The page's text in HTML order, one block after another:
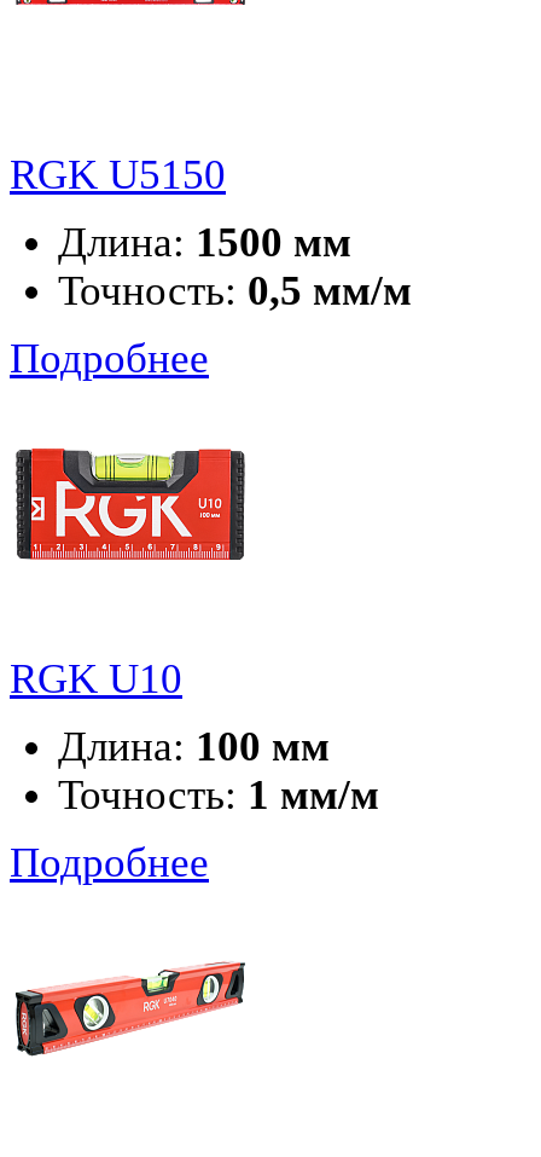
RGK U5150
Длина: 1500 мм
Точность: 0,5 мм/м
Подробнее
RGK U10
Длина: 100 мм
Точность: 1 мм/м
Подробнее